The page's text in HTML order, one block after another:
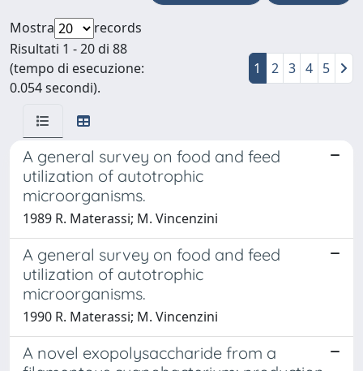
Mostra
records
Risultati 1 - 20 di 88
(tempo di esecuzione:
0.054 secondi).
1 2 3 4 5
A general survey on food and feed
utilization of autotrophic
microorganisms.
1989 R. Materassi; M. Vincenzini
A general survey on food and feed
utilization of autotrophic
microorganisms.
1990 R. Materassi; M. Vincenzini
A novel exopolysaccharide from a